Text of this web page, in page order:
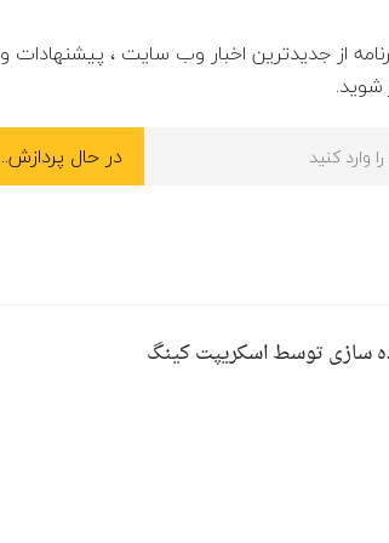
از جدیدترین اخبار وب سایت ، پیشنهادات و
شوید.
سازی توسط اسکریپت کینگ